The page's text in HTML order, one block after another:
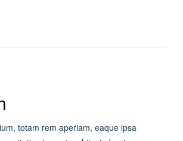
totam rem aperiam, eaque ipsa